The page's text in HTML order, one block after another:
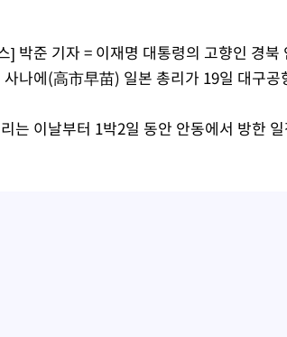
] 박준 기자 = 이재명 대통령의 고향인 경
나에(高市早苗) 일본 총리가 19일 대구공
는 이날부터 1박2일 동안 안동에서 방한